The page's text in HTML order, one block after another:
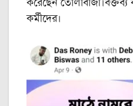
করেছেন তোলাবাজী।বক্তব্য
কর্মীদের।